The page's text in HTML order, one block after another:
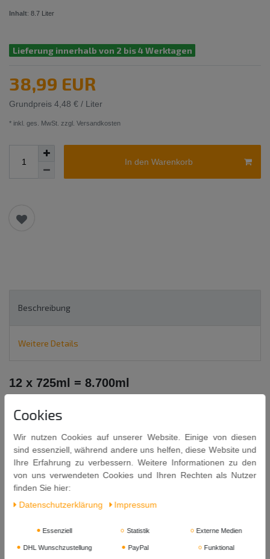
Inhalt: 8.7 Liter
Lieferung innerhalb von 2 bis 4 Werktagen
38,99 EUR
Grundpreis 4,48 € / Liter
* inkl. ges. MwSt. zzgl. Versandkosten
In den Warenkorb
Beschreibung
Weitere Details
12 x 725ml = 8.700ml
FISH SAUCE
Zutaten:Sardellen(Encrasicholina spp.) 77%, Salz, Zucker.
Allergene: Fisch (Sardellen).
Inhalt: 725ml x 12 = 8.700ml
Mindestens Haltbar bis: 19. 12. 2027
Hersteller: Thai Fishsauce Factory (Squid Brand) Co. Ltd.
Cookies
Wir nutzen Cookies auf unserer Website. Einige von diesen
sind essenziell, während andere uns helfen, diese Website und
Ihre Erfahrung zu verbessern. Weitere Informationen zu den
von uns verwendeten Cookies und Ihren Rechten als Nutzer
finden Sie hier:
Daten­schutz­erklärung
Impressum
Essenziell Statistik Externe Medien
DHL Wunschzustellung PayPal Funktional